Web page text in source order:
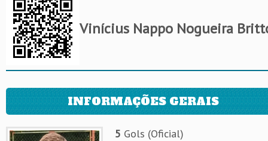
Vinícius Nappo Nogueira
INFORMAÇÕES GERAIS
5 Gols (Oficial)